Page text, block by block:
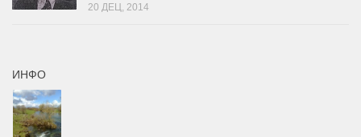
20 ДЕЦ, 2014
ИНФО